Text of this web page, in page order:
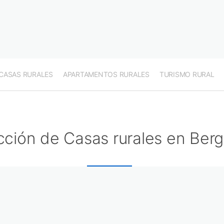
RURALES APARTAMENTOS RURALES TURISMO RURAL
de Casas rurales en